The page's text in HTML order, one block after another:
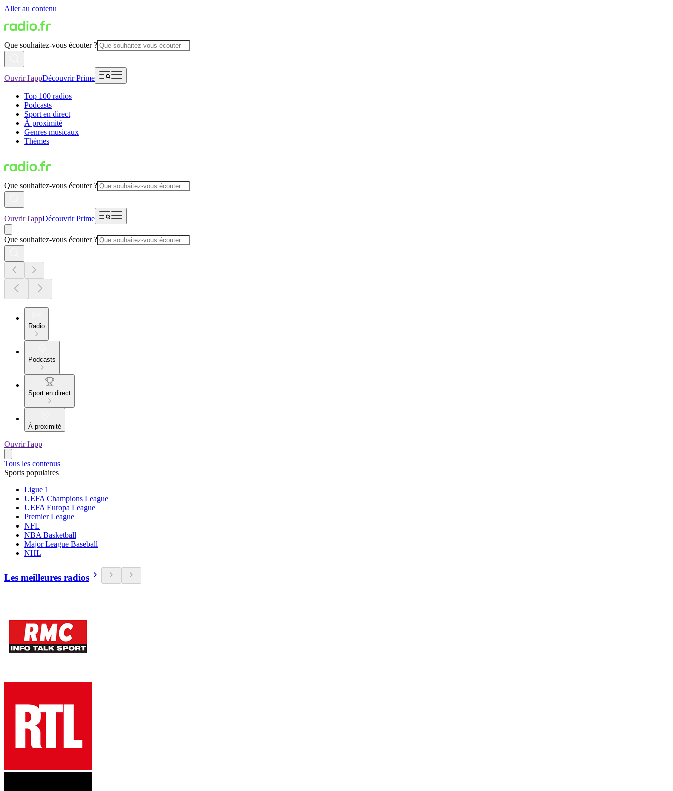
Aller au contenu
Que souhaitez-vous écouter ?
Ouvrir l'appDécouvrir Prime
Top 100 radios
Podcasts
Sport en direct
À proximité
Genres musicaux
Thèmes
Que souhaitez-vous écouter ?
Ouvrir l'appDécouvrir Prime
Que souhaitez-vous écouter ?
Radio
Podcasts
Sport en direct
À proximité
Ouvrir l'app
Tous les contenus
Sports populaires
Ligue 1
UEFA Champions League
UEFA Europa League
Premier League
NFL
NBA Basketball
Major League Baseball
NHL
Les meilleures radios